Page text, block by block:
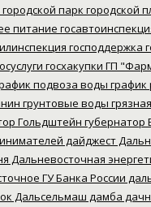
городской парк городской
питание
господдержка
госхакупки ГП
подвоза воды график
грунтовые воды
Гольдштейн губернатор
дайджест
Дальневосточная
ГУ Банка России
Дальсельмаш дамба